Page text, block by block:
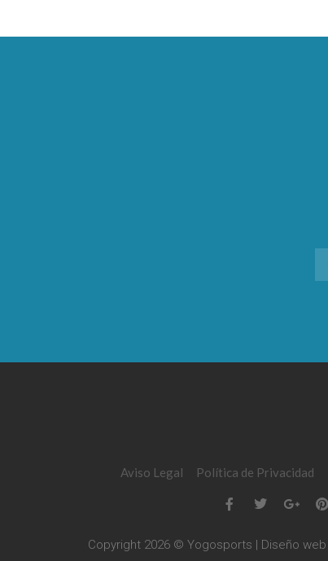
Aviso Legal Política de Privacidad
Copyright 2026 © Yogosports | Diseño web